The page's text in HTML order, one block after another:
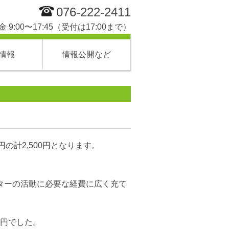
076-222-2411
9:00〜17:45（受付は17:00まで）
報 情報公開など
計2,500円となります。
ーの活動に必要な経費に広く充て
でした。